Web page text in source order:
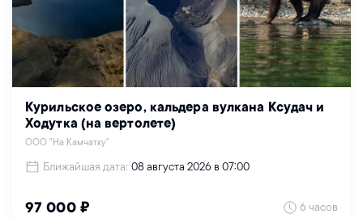
Курильское озеро, кальдера вулкана Ксудач и
Ходутка (на вертолете)
ООО "На Камчатку"
Ближайшая дата: 08 августа 2026 в 07:00
97 000 ₽ 6 часов